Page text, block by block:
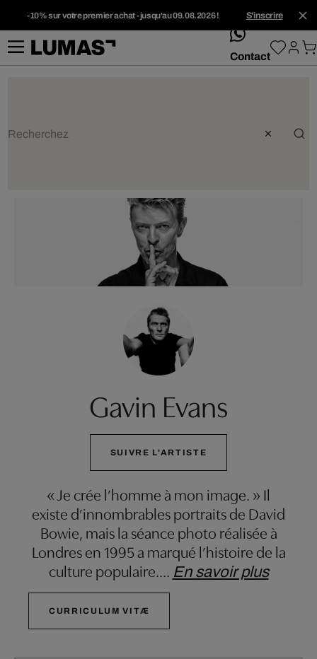
-10% sur votre premier achat - jusqu'au 09.08.2026 ! S'inscrire
whatsApp
Contact
Gavin Evans
SUIVRE L'ARTISTE
« Je crée l’homme à mon image. » Il
existe d’innombrables portraits de David
Bowie, mais la séance photo réalisée à
Londres en 1995 a marqué l’histoire de la
culture populaire.… En savoir plus
CURRICULUM VITÆ